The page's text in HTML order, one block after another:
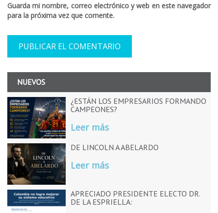
Guarda mi nombre, correo electrónico y web en este navegador
para la próxima vez que comente.
NUEVOS
¿ESTÁN LOS EMPRESARIOS FORMANDO
CAMPEONES?
Leer más
DE LINCOLN A ABELARDO
Leer más
APRECIADO PRESIDENTE ELECTO DR.
DE LA ESPRIELLA: